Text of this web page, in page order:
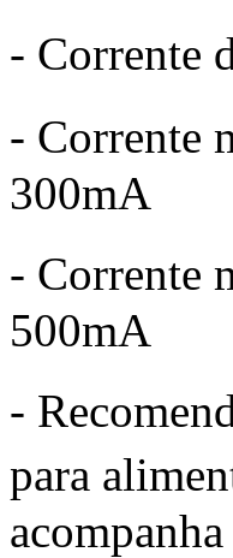
- Corrente
- Corrente
300mA
- Corrente
500mA
-
para